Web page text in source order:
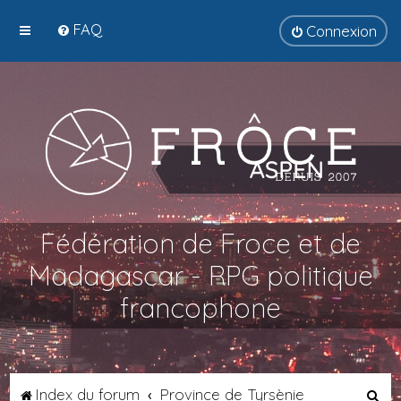
FAQ Connexion
Fédération de Froce et de
Madagascar - RPG politique
francophone
Index du forum Province de Tyrsènie